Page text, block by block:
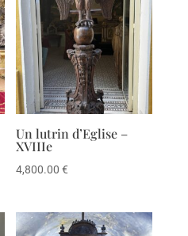
Un lutrin d’Eglise –
XVIIIe
4,800.00€